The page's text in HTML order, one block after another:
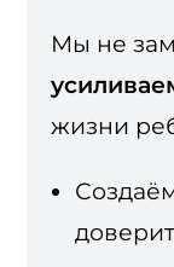
Мы не
жизни